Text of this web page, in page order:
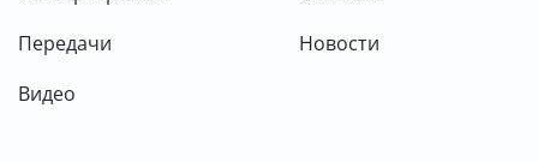
Передачи
Видео
Новости